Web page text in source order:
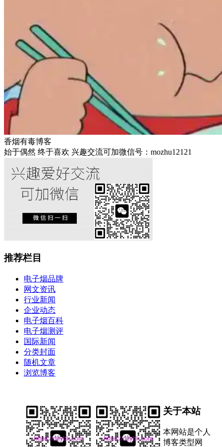
香烟有毒博客
始于偶然 终于喜欢 兴趣交流可加微信号：mozhu12121
推荐栏目
电子烟品牌
网文资讯
行业新闻
企业动态
电子烟百科
电子烟测评
国际新闻
分类封面
随机文章
浏览博客
关于本站
本网站是个人
博客类型网